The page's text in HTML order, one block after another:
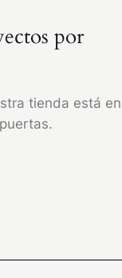
por
tienda está en